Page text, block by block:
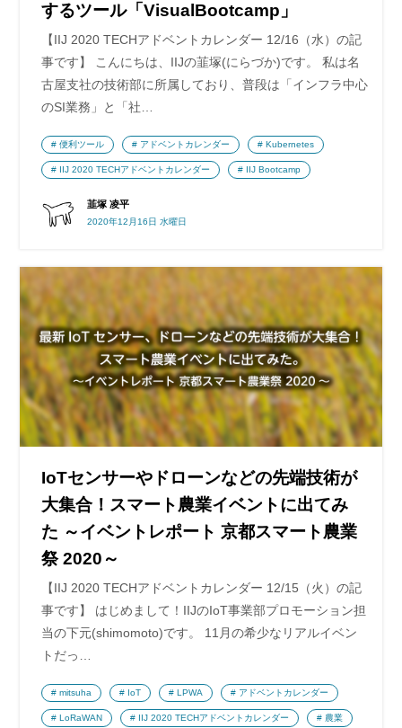
するツール「VisualBootcamp」
【IIJ 2020 TECHアドベントカレンダー 12/16（水）の記
事です】 こんにちは、IIJの韮塚(にらづか)です。 私は名
古屋支社の技術部に所属しており、普段は「インフラ中心
のSI業務」と「社…
韮塚 凌平
2020年12月16日 水曜日
便利ツール アドベントカレンダー Kubernetes
IIJ 2020 TECHアドベントカレンダー IIJ Bootcamp
IoTセンサーやドローンなどの先端技術が
大集合！スマート農業イベントに出てみ
た ～イベントレポート 京都スマート農業
祭 2020～
【IIJ 2020 TECHアドベントカレンダー 12/15（火）の記
事です】 はじめまして！IIJのIoT事業部プロモーション担
当の下元(shimomoto)です。 11月の希少なリアルイベン
トだっ…
mitsuha IoT LPWA アドベントカレンダー
LoRaWAN IIJ 2020 TECHアドベントカレンダー 農業